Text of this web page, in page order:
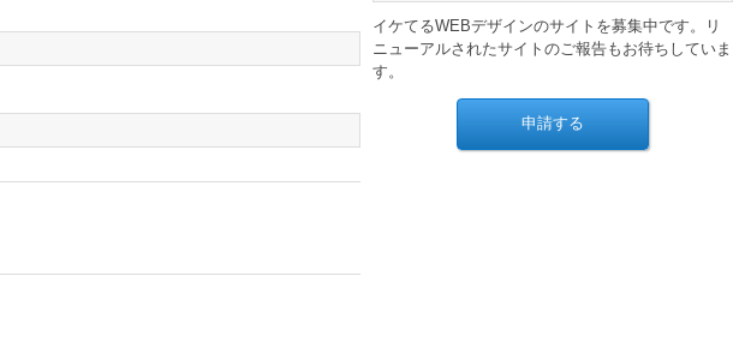
イケてるWEBデザインのサイトを募集中です。リ
ニューアルされたサイトのご報告もお待ちしていま
す。